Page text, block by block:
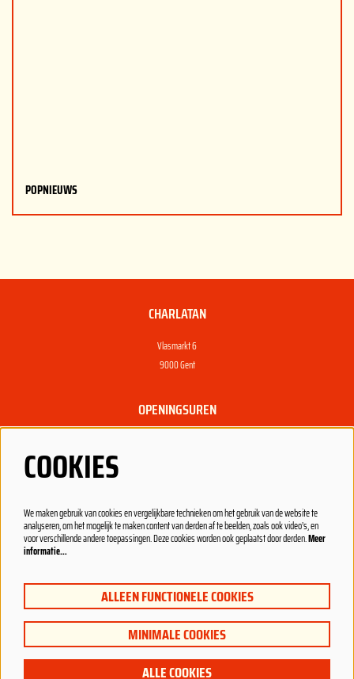
POPNIEUWS
CHARLATAN
Vlasmarkt 6
9000 Gent
OPENINGSUREN
PRAKTISCH
Nieuwsgierig?
VOLG ONS
© Charlatan
Powered byCultureSuite
COOKIES
We maken gebruik van cookies en vergelijkbare technieken om het gebruik van de website te
analyseren, om het mogelijk te maken content van derden af te beelden, zoals ook video’s, en
voor verschillende andere toepassingen. Deze cookies worden ook geplaatst door derden.Meer
informatie…
ALLEEN FUNCTIONELE COOKIES
MINIMALE COOKIES
ALLE COOKIES